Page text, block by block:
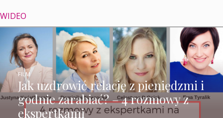
WIDEO
Jak uzdrowić relację z pieniędzmi i
godnie zarabiać? – 4 rozmowy z
ekspertkami
FILM